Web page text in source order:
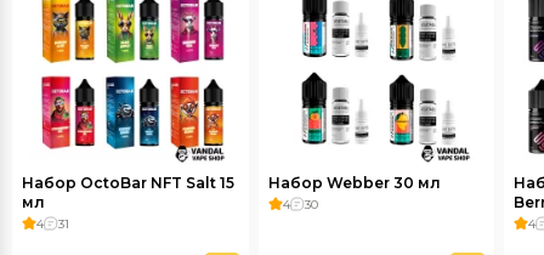
Набор OctoBar NFT Salt 15
мл
4 31
Набор Webber 30 мл
4 30
4